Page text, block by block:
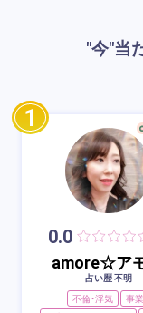
"今"当
1
0.0
amore☆ア
占い歴 不明
不倫・浮気
事業